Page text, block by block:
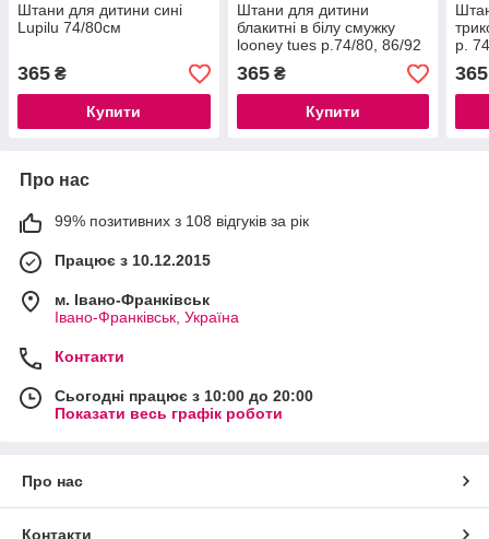
Штани для дитини сині
Lupilu 74/80см
365 ₴
Купити
Штани для дитини
блакитні в білу смужку
looney tues р.74/80, 86/92
365₴
Купити
р.
365
Про нас
99% позитивних з 108 відгуків за рік
Працює з 10.12.2015
м. Івано-Франківськ
Івано-Франківськ, Україна
Контакти
Сьогодні працює з 10:00 до 20:00
Показати весь графік роботи
Про нас
Контакти